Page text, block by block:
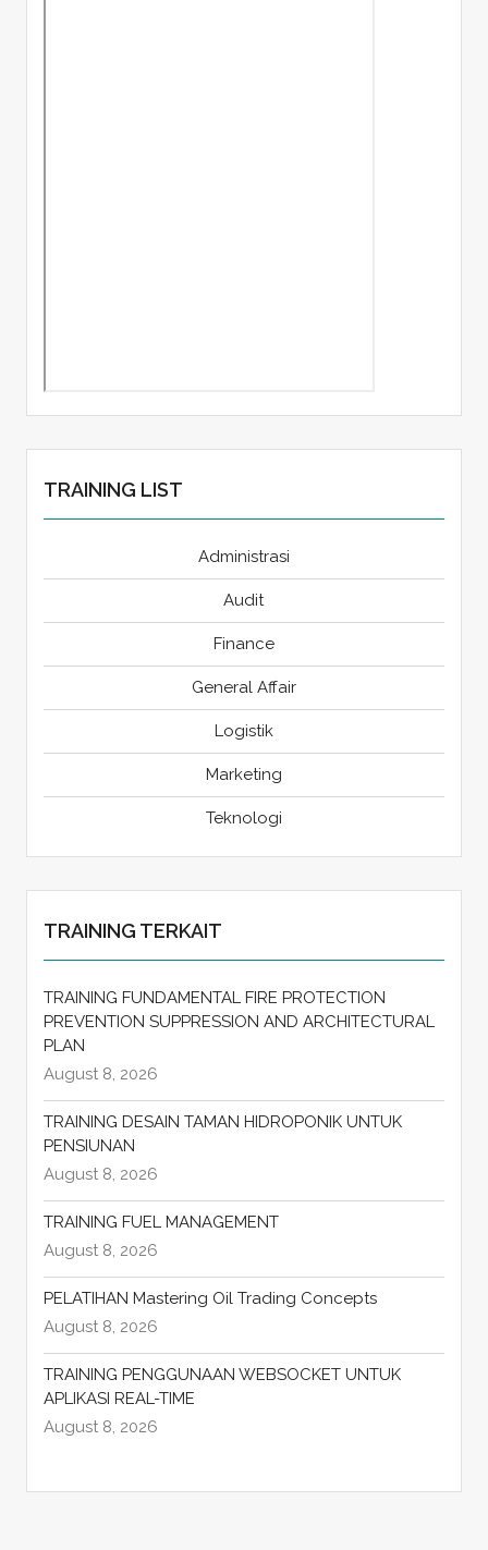
TRAINING LIST
Administrasi
Audit
Finance
General Affair
Logistik
Marketing
Teknologi
TRAINING TERKAIT
TRAINING FUNDAMENTAL FIRE PROTECTION
PREVENTION SUPPRESSION AND ARCHITECTURAL
PLAN
August 8, 2026
TRAINING DESAIN TAMAN HIDROPONIK UNTUK
PENSIUNAN
August 8, 2026
TRAINING FUEL MANAGEMENT
August 8, 2026
PELATIHAN Mastering Oil Trading Concepts
August 8, 2026
TRAINING PENGGUNAAN WEBSOCKET UNTUK
APLIKASI REAL-TIME
August 8, 2026